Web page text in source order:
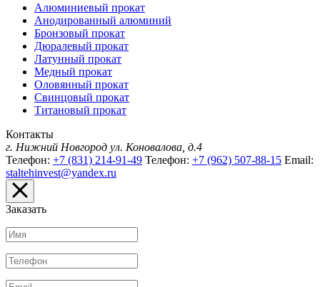
Алюминиевый прокат
Анодированный алюминий
Бронзовый прокат
Дюралевый прокат
Латунный прокат
Медный прокат
Оловянный прокат
Свинцовый прокат
Титановый прокат
Контакты
г. Нижний Новгород ул. Коновалова, д.4
Телефон: +7 (831) 214-91-49 Телефон: +7 (962) 507-88-15 Email:
staltehinvest@yandex.ru
Заказать